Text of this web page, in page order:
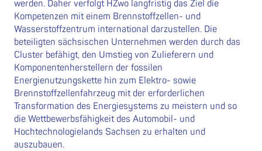
werden. Daher verfolgt HZwo langfristig das Ziel die
Kompetenzen mit einem Brennstoffzellen- und
Wasserstoffzentrum international darzustellen. Die
beteiligten sächsischen Unternehmen werden durch das
Cluster befähigt, den Umstieg von Zulieferern und
Komponentenherstellern der fossilen
Energienutzungskette hin zum Elektro- sowie
Brennstoffzellenfahrzeug mit der erforderlichen
Transformation des Energiesystems zu meistern und so
die Wettbewerbsfähigkeit des Automobil- und
Hochtechnologielands Sachsen zu erhalten und
auszubauen.